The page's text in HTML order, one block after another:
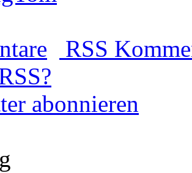
RSS
abonnieren